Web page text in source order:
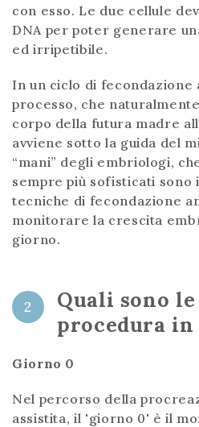
con esso. Le due cellule
DNA per poter generare
ed irripetibile.
In un ciclo di fecondazione
processo, che
corpo della futura madre
avviene sotto la guida del
“mani” degli embriologi,
sempre più sofisticati sono
tecniche di fecondazione
monitorare la crescita
giorno.
2
Quali sono
procedura
Giorno 0
Nel percorso della
assistita, il 'giorno 0' è il